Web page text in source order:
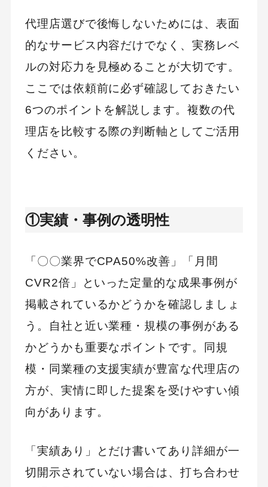
代理店選びで後悔しないためには、表面
的なサービス内容だけでなく、実務レベ
ルの対応力を見極めることが大切です。
ここでは依頼前に必ず確認しておきたい
6つのポイントを解説します。複数の代
理店を比較する際の判断軸としてご活用
ください。
①実績・事例の透明性
「〇〇業界でCPA50%改善」「月間
CVR2倍」といった定量的な成果事例が
掲載されているかどうかを確認しましょ
う。自社と近い業種・規模の事例がある
かどうかも重要なポイントです。同規
模・同業種の支援実績が豊富な代理店の
方が、実情に即した提案を受けやすい傾
向があります。
「実績あり」とだけ書いてあり詳細が一
切開示されていない場合は、打ち合わせ